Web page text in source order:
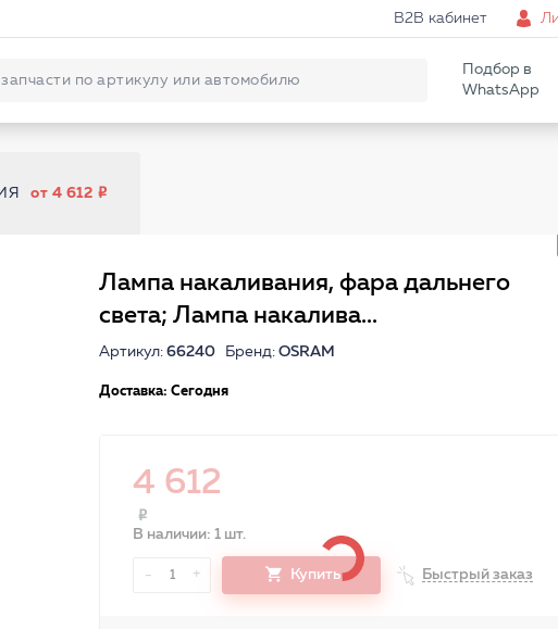
B2B кабинет
Подбор в
WhatsApp
от 4 612
Лампа накаливания, фара дальнего
света; Лампа накалива...
Артикул: 66240 Бренд: OSRAM
Доставка: Сегодня
4 612
В наличии: 1 шт.
- 1 + Купить Быстрый заказ